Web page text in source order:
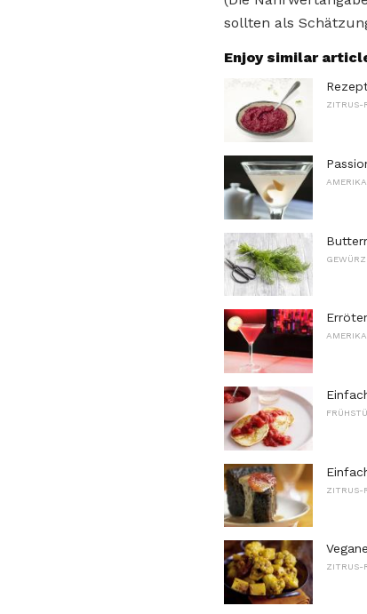
sollten als
Enjoy similar
ZITRUS-
ZITRUS-
ZITRUS-